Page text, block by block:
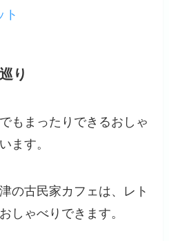
ト
り
もまったりできるおしゃ
ます。
の古民家カフェは、レト
しゃべりできます。